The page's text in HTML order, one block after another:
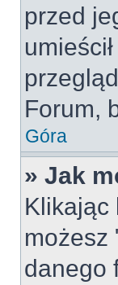
przed
Forum,
Góra
» Jak
Klikając
możesz
danego